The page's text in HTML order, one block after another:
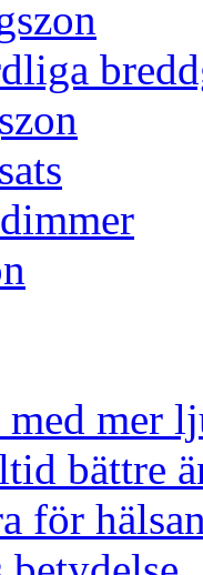
mer
bättre
för